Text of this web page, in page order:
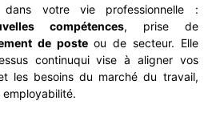
dans votre vie professionnelle :
compétences, prise de
de poste ou de secteur. Elle
continuqui vise à aligner vos
les besoins du marché du travail,